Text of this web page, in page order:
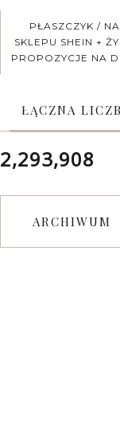
PŁASZCZYK /
SKLEPU SHEIN +
PROPOZYCJE NA
ŁĄCZNA
2,293,908
ARCHIWUM